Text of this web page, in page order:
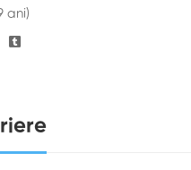
ani)